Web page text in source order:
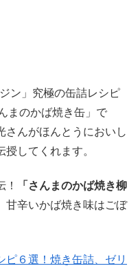
ン」究極の缶詰レシピ
まのかば焼き缶」で
さんがほんとうにおいし
してくれます。
「さんまのかば焼き柳
甘辛いかば焼き味はごぼ
ピ６選！焼き缶詰、ゼリ